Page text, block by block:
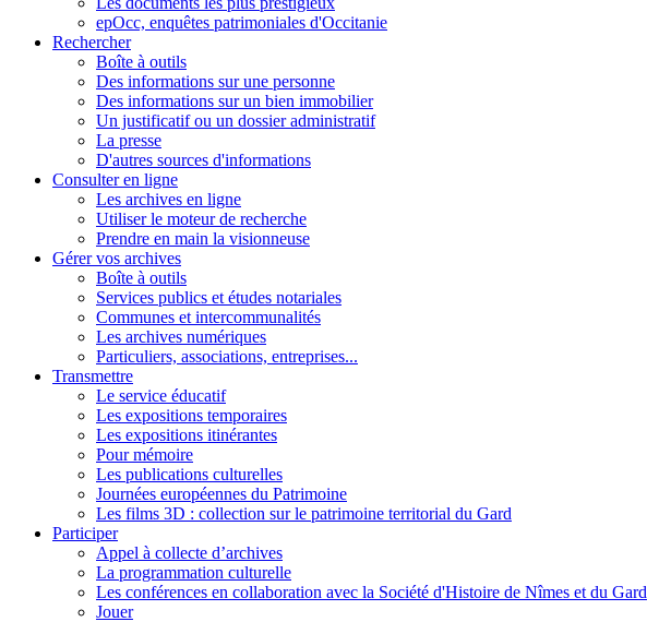
epOcc, enquêtes patrimoniales d'Occitanie
Rechercher
Boîte à outils
Des informations sur une personne
Des informations sur un bien immobilier
Un justificatif ou un dossier administratif
La presse
D'autres sources d'informations
Consulter en ligne
Les archives en ligne
Utiliser le moteur de recherche
Prendre en main la visionneuse
Gérer vos archives
Boîte à outils
Services publics et études notariales
Communes et intercommunalités
Les archives numériques
Particuliers, associations, entreprises...
Transmettre
Le service éducatif
Les expositions temporaires
Les expositions itinérantes
Pour mémoire
Les publications culturelles
Journées européennes du Patrimoine
Les films 3D : collection sur le patrimoine territorial du Gard
Participer
Appel à collecte d’archives
La programmation culturelle
Les conférences en collaboration avec la Société d'Histoire de Nîmes et du Gard
Jouer